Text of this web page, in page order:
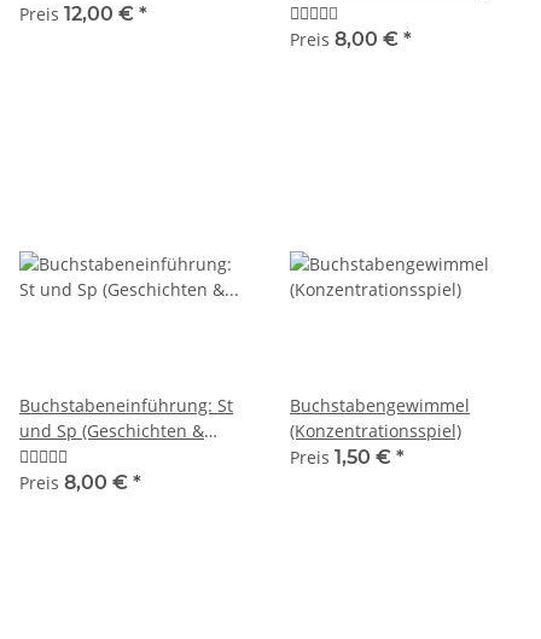
Preis 12,00 € *
Preis 8,00 € *
Buchstabeneinführung: St
und Sp (Geschichten &
Stationen)
Preis 8,00 € *
Buchstabengewimmel
(Konzentrationsspiel)
Preis 1,50 € *